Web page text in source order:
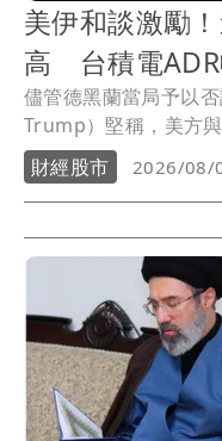
美伊和談激勵
高 台積電
儘管德黑蘭當局予以
Trump）堅稱，美方
項消息提振，華爾街
收盤創下歷史新高紀錄
財經股市 2026/08/